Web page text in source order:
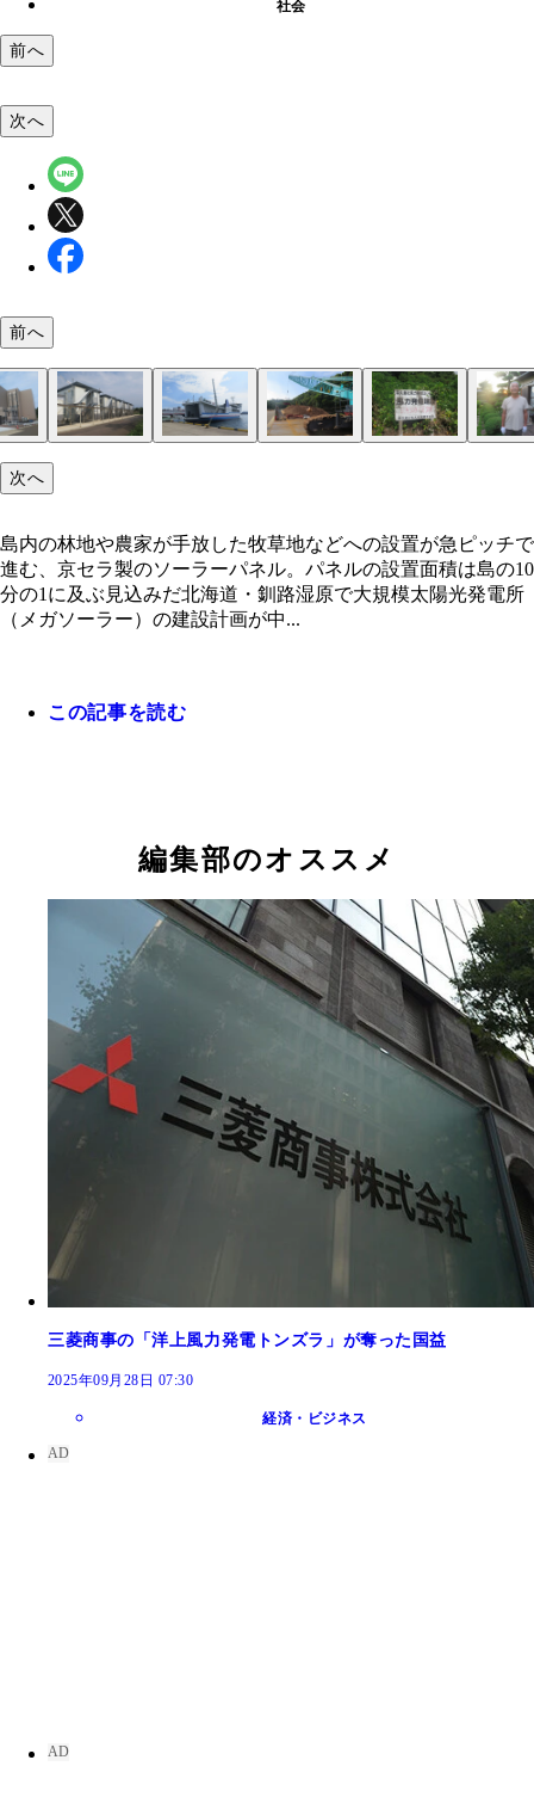
社会
前へ
宇久島へ。車両ごと乗船でき、メガソーラーの関
者の姿も目立つ
守る会」の木寺氏も事業者との交渉に臨み、「施
権者に許可なく売却できる」などの不平等条項を
せた
ックの店主によれば、宿舎内は「個室3畳1間で食
浴場付き」。ただし、門限は22時と厳しめだ
に朝・夕の2度、宇久平港に入港し、パネルなどの
工事用車両を搬入する
用の肥料に使われるほか、地元の港湾業者によれ
県境港市へ搬送され、バイオマス発電の燃料とし
用される
画が浮上した。周辺環境への影響に関する懸念な
ら、大半の島民が反対し、計画はストップ
医の有吉 靖氏。素潜り18mの記録を誇る体力を武
メガソーラー計画と水面下で動き出す風力発電計
ち向かう
る佐々木浄榮氏。反対活動が熱を帯びる中、檀家
「和尚さんがそこまですることなのか」と心配す
上がる
ッチで進む、京セラ製のソーラーパネル。パネル
面積は島の10分の1に及ぶ見込みだ
次へ
前へ
次へ
島内の林地や農家が手放した牧草地などへの設置が急ピッチで
進む、京セラ製のソーラーパネル。パネルの設置面積は島の10
分の1に及ぶ見込みだ北海道・釧路湿原で大規模太陽光発電所
（メガソーラー）の建設計画が中...
この記事を読む
編集部のオススメ
三菱商事の「洋上風力発電トンズラ」が奪った国益
2025年09月28日 07:30
経済・ビジネス